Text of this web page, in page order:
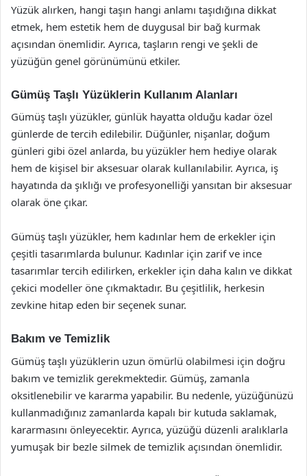
Yüzük alırken, hangi taşın hangi anlamı taşıdığına dikkat
etmek, hem estetik hem de duygusal bir bağ kurmak
açısından önemlidir. Ayrıca, taşların rengi ve şekli de
yüzüğün genel görünümünü etkiler.
Gümüş Taşlı Yüzüklerin Kullanım Alanları
Gümüş taşlı yüzükler, günlük hayatta olduğu kadar özel
günlerde de tercih edilebilir. Düğünler, nişanlar, doğum
günleri gibi özel anlarda, bu yüzükler hem hediye olarak
hem de kişisel bir aksesuar olarak kullanılabilir. Ayrıca, iş
hayatında da şıklığı ve profesyonelliği yansıtan bir aksesuar
olarak öne çıkar.
Gümüş taşlı yüzükler, hem kadınlar hem de erkekler için
çeşitli tasarımlarda bulunur. Kadınlar için zarif ve ince
tasarımlar tercih edilirken, erkekler için daha kalın ve dikkat
çekici modeller öne çıkmaktadır. Bu çeşitlilik, herkesin
zevkine hitap eden bir seçenek sunar.
Bakım ve Temizlik
Gümüş taşlı yüzüklerin uzun ömürlü olabilmesi için doğru
bakım ve temizlik gerekmektedir. Gümüş, zamanla
oksitlenebilir ve kararma yapabilir. Bu nedenle, yüzüğünüzü
kullanmadığınız zamanlarda kapalı bir kutuda saklamak,
kararmasını önleyecektir. Ayrıca, yüzüğü düzenli aralıklarla
yumuşak bir bezle silmek de temizlik açısından önemlidir.